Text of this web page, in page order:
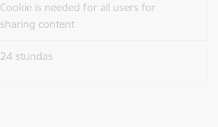
Cookie is needed for all users for
sharing content
24 stundas